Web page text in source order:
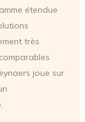
étendue
très
joue sur